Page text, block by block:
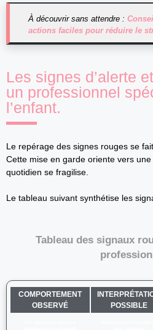
À découvrir sans attendre :
actions faciles pour réduire le
Les signes d’alerte
un professionnel
l’enfant.
Le repérage des signes rouges se
Cette mise en garde oriente vers
quotidien se fragilise.
Le tableau suivant synthétise les
Tableau des signaux
COMPORTEMENT
OBSERVÉ
POSSIBLE